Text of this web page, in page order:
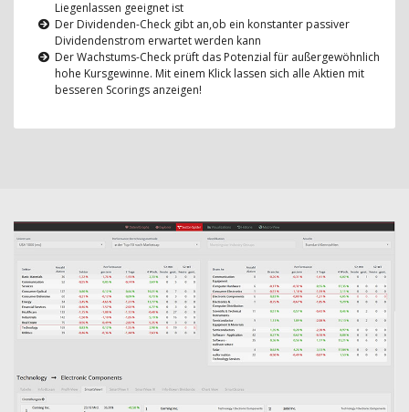
Liegenlassen geeignet ist
Der Dividenden-Check gibt an,ob ein konstanter passiver
Dividendenstrom erwartet werden kann
Der Wachstums-Check prüft das Potenzial für außergewöhnlich
hohe Kursgewinne. Mit einem Klick lassen sich alle Aktien mit
besseren Scorings anzeigen!